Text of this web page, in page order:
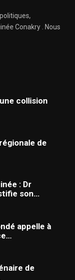
Conakry . Nous
collision
de
: Dr
son…
appelle à
de